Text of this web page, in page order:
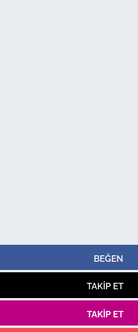
BEĞEN
TAKIP ET
TAKIP ET